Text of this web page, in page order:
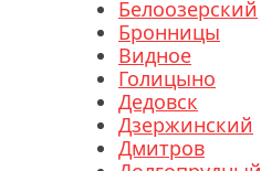
Белоозерский
Бронницы
Видное
Голицыно
Дедовск
Дзержинский
Дмитров